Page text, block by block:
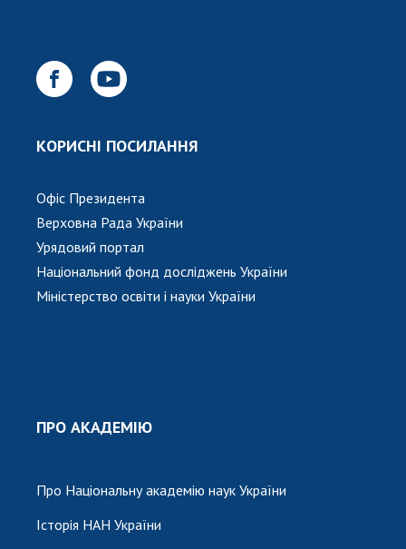
КОРИСНІ ПОСИЛАННЯ
Офіс Президента
Верховна Рада України
Урядовий портал
Національний фонд досліджень України
Міністерство освіти і науки України
ПРО АКАДЕМІЮ
Про Національну академію наук України
Історія НАН України